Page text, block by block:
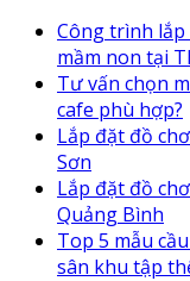
Công trình
mầm non tại
Tư vấn chọn
cafe phù hợp?
Lắp đặt đồ
Sơn
Lắp đặt đồ
Quảng Bình
Top 5 mẫu
sân khu tập